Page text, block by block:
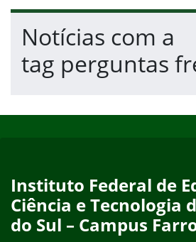
Fim da navegação
Início do conteúdo
Notícias com a
tag perguntas
Instituto Federal de
Ciência e Tecnologia
do Sul – Campus